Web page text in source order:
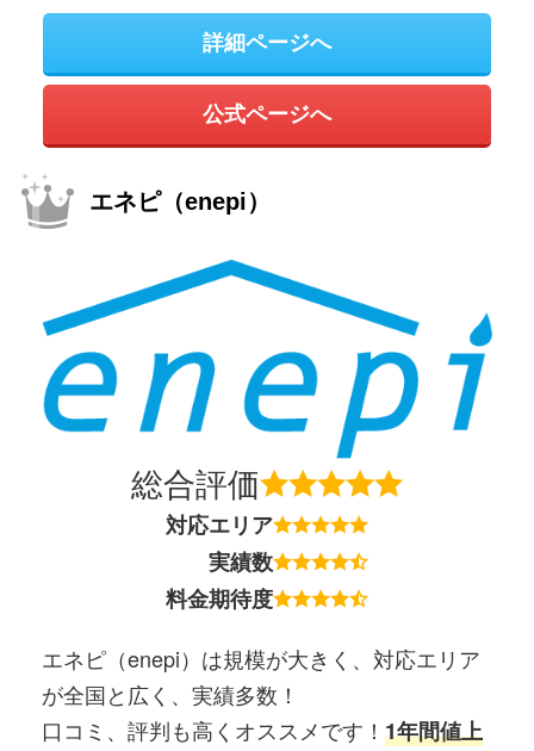
詳細ページへ
公式ページへ
エネピ（enepi）
総合評価
対応エリア
実績数
料金期待度
エネピ（enepi）は規模が大きく、対応エリア
が全国と広く、実績多数！
口コミ、評判も高くオススメです！ 1年間値上